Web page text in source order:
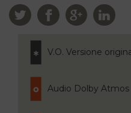
V.O. Versione
Audio Dolby Atmos